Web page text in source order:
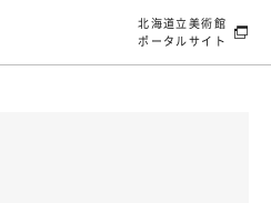
北海道立美術館
ポータルサイト